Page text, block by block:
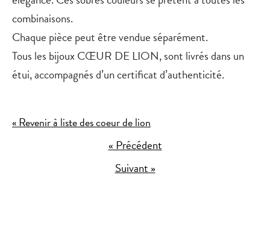
combinaisons.
Chaque pièce peut être vendue séparément.
Tous les bijoux CŒUR DE LION, sont livrés dans un
étui, accompagnés d’un certificat d’authenticité.
« Revenir à liste des coeur de lion
« Précédent
Suivant »